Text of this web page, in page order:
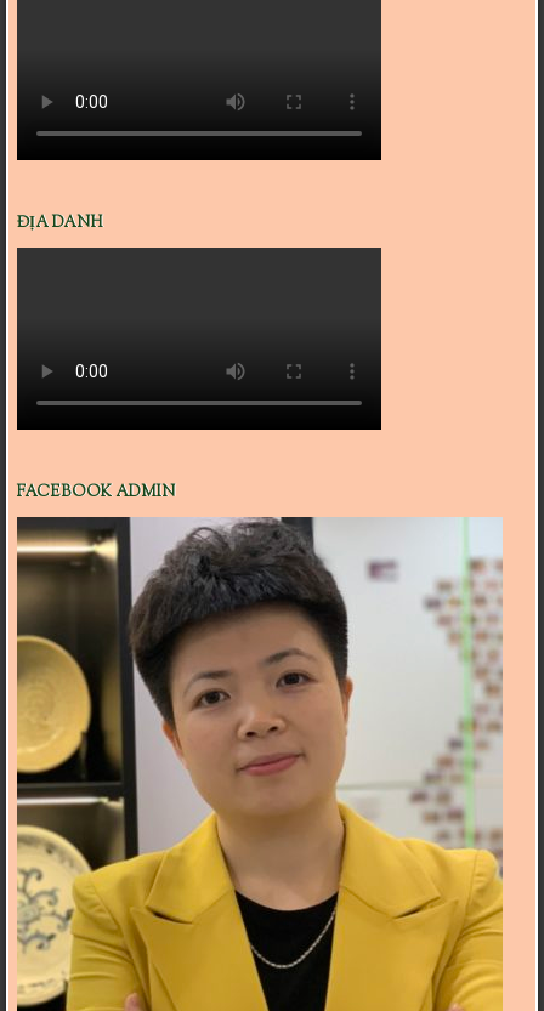
ĐỊA DANH
FACEBOOK ADMIN